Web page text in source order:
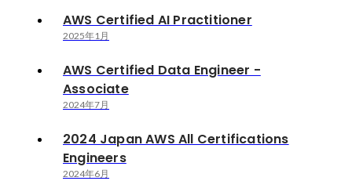
AWS Certified AI Practitioner
2025年1月
AWS Certified Data Engineer -
Associate
2024年7月
2024 Japan AWS All Certifications
Engineers
2024年6月